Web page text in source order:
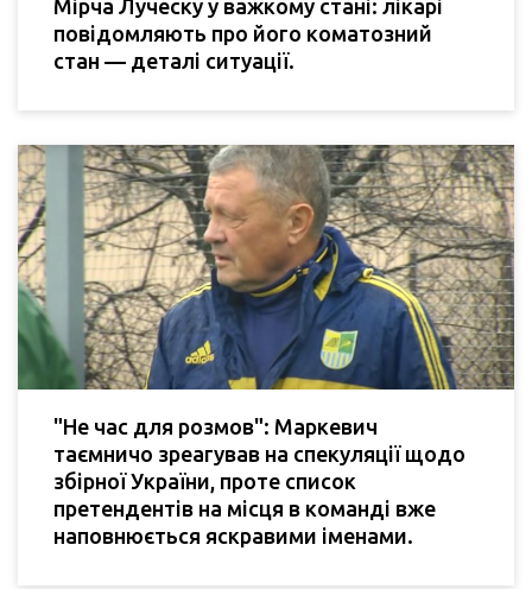
Мірча Луческу у важкому стані: лікарі
повідомляють про його коматозний
стан — деталі ситуації.
"Не час для розмов": Маркевич
таємничо зреагував на спекуляції щодо
збірної України, проте список
претендентів на місця в команді вже
наповнюється яскравими іменами.